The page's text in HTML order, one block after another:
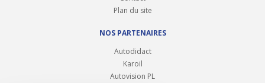
Plan du site
NOS PARTENAIRES
Autodidact
Karoil
Autovision PL